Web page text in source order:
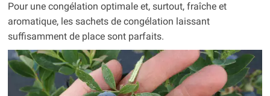
Pour une congélation optimale et, surtout, fraîche et
aromatique, les sachets de congélation laissant
suffisamment de place sont parfaits.